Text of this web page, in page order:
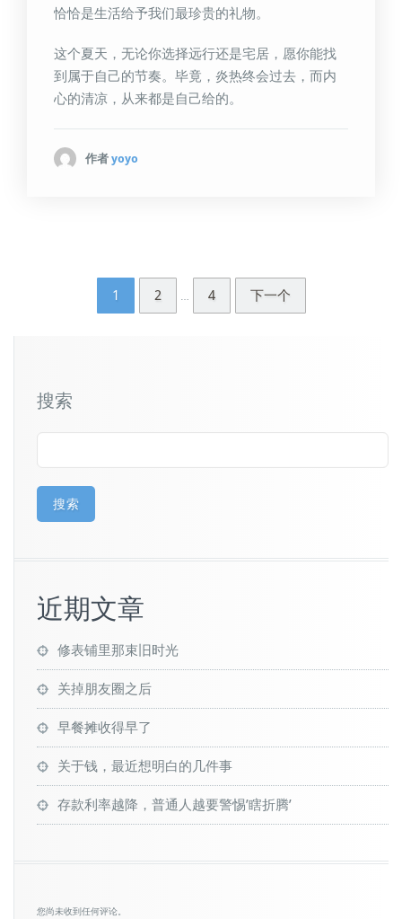
恰恰是生活给予我们最珍贵的礼物。
这个夏天，无论你选择远行还是宅居，愿你能找
到属于自己的节奏。毕竟，炎热终会过去，而内
心的清凉，从来都是自己给的。
作者 yoyo
1 2 4 下一个
搜索
搜索
近期文章
修表铺里那束旧时光
关掉朋友圈之后
早餐摊收得早了
关于钱，最近想明白的几件事
存款利率越降，普通人越要警惕’瞎折腾’
您尚未收到任何评论。